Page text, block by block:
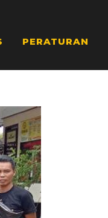
PERATURAN